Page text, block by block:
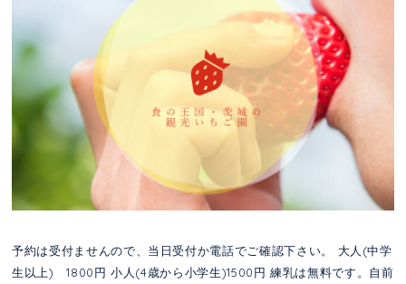
予約は受付ませんので、当日受付か電話でご確認下さい。 大人(中学
生以上) 1800円 小人(4歳から小学生)1500円 練乳は無料です。自前